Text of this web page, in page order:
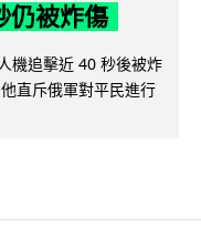
仍被炸傷
機追擊近 40 秒後被炸
直斥俄軍對平民進行